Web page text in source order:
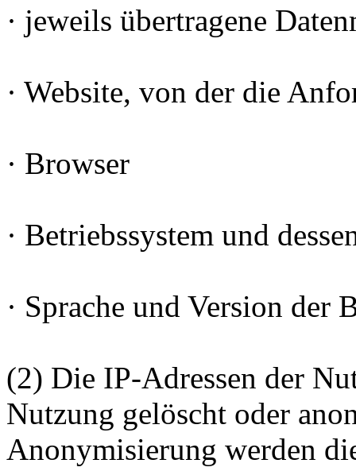
· jeweils übertragene
· Website, von der die
· Browser
· Betriebssystem und
· Sprache und Version der
(2) Die IP-Adressen der
Nutzung gelöscht oder
Anonymisierung werden